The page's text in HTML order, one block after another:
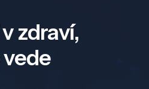
zdraví,